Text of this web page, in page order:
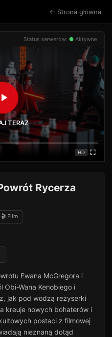
← Strona główna
Status serwerów: ● Aktywne
TERAZ
HD
Rycerza
🎬 Film
Ewana McGregora i
Obi-Wana Kenobiego i
jak pod wodzą reżyserki
kreuje nowych bohaterów i
postaci z filmowej
nieznaną dotąd